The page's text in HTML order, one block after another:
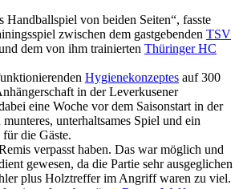
Handballspiel von beiden Seiten“, fasste
zwischen dem gastgebenden TSV
dem von ihm trainierten Thüringer HC
Hygienekonzeptes auf 300
in der Leverkusener
eine Woche vor dem Saisonstart in der
unterhaltsames Spiel und ein
die Gäste.
verpasst haben. Das war möglich und
gewesen, da die Partie sehr ausgeglichen
plus Holztreffer im Angriff waren zu viel.